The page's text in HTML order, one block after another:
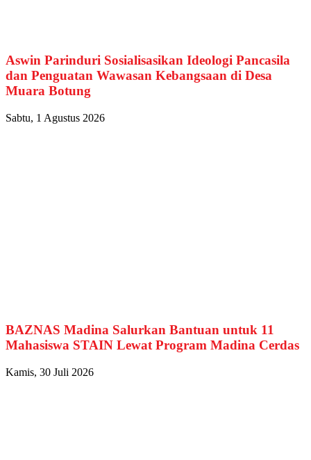
Aswin Parinduri Sosialisasikan Ideologi Pancasila
dan Penguatan Wawasan Kebangsaan di Desa
Muara Botung
Sabtu, 1 Agustus 2026
BAZNAS Madina Salurkan Bantuan untuk 11
Mahasiswa STAIN Lewat Program Madina Cerdas
Kamis, 30 Juli 2026